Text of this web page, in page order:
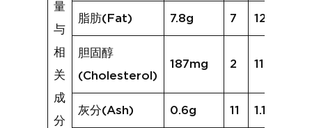
量
与
相
关
成
分
脂肪(Fat) 7.8g 7 12.1g
胆固醇
(Cholesterol)
187mg 2 116mg
灰分(Ash) 0.6g 11 1.1g